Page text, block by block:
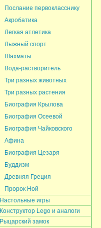
Послание первокласснику
Акробатика
Легкая атлетика
Лыжный спорт
Шахматы
Вода-растворитель
Три разных животных
Три разных растения
Биография Крылова
Биография Осеевой
Биография Чайковского
Афина
Биография Цезаря
Буддизм
Древняя Греция
Пророк Ной
Настольные игры
Конструктор Lego и аналоги
Рыцарский замок